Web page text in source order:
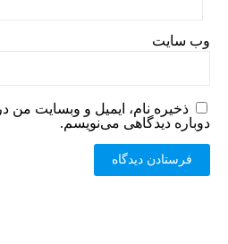
وب‌ سایت
ذخیره نام، ایمیل و وبسایت من
دوباره دیدگاهی می‌نویسم.